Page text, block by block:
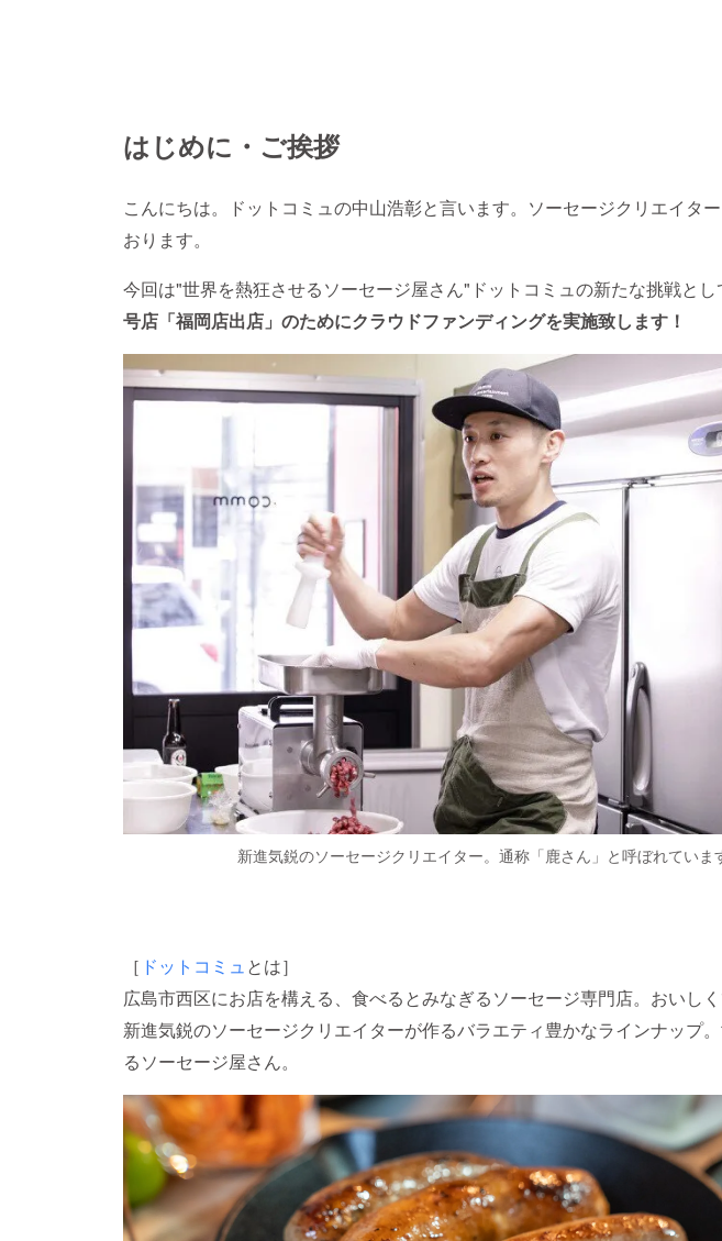
はじめに・ご挨拶
こんにちは。ドットコミュの中山浩彰と言います。ソーセージクリエイタ
おります。
今回は"世界を熱狂させるソーセージ屋さん"ドットコミュの新たな挑戦とし
号店「福岡店出店」のためにクラウドファンディングを実施致します！
新進気鋭のソーセージクリエイター。通称「鹿さん」と呼ぼれていま
［ ドットコミュとは］
広島市西区にお店を構える、食べるとみなぎるソーセージ専門店。おいしく
新進気鋭のソーセージクリエイターが作るバラエティ豊かなラインナップ
るソーセージ屋さん。